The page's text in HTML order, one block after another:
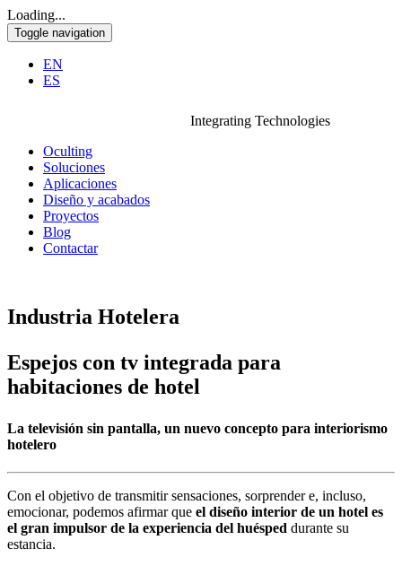
Loading...
Toggle navigation
EN
ES
Integrating Technologies
Oculting
Soluciones
Aplicaciones
Diseño y acabados
Proyectos
Blog
Contactar
Industria Hotelera
Espejos con tv integrada para
habitaciones de hotel
La televisión sin pantalla, un nuevo concepto para interiorismo
hotelero
Con el objetivo de transmitir sensaciones, sorprender e, incluso,
emocionar, podemos afirmar que el diseño interior de un hotel es
el gran impulsor de la experiencia del huésped durante su
estancia.